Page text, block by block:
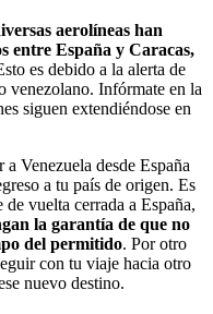
aerolíneas han
entre España y Caracas,
es debido a la alerta de
venezolano. Infórmate en la
siguen extendiéndose en
Venezuela desde España
a tu país de origen. Es
vuelta cerrada a España,
la garantía de que no
del permitido. Por otro
con tu viaje hacia otro
nuevo destino.